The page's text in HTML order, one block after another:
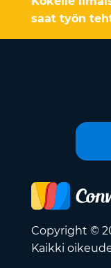
saat työn
Copyright ©
Kaikki